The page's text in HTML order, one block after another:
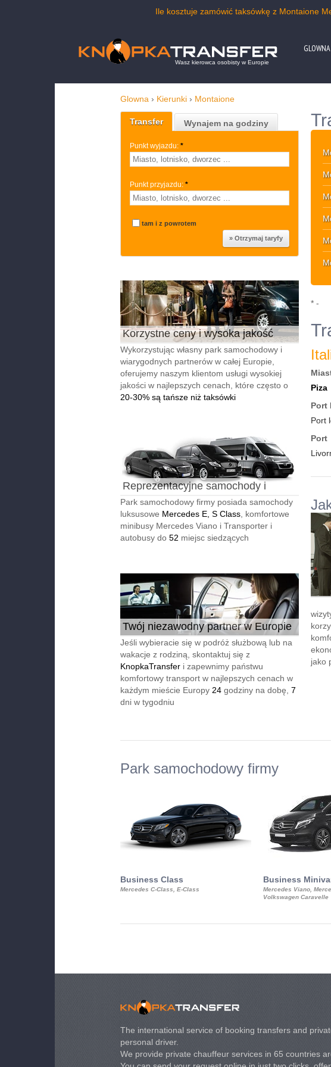
Ile kosztuje zamówić taksówkę z Montaione
Wasz kierowca osobisty w Europie
GLOWNA
Glowna › Kierunki › Montaione
Transfer Wynajem na godziny
Punkt wyjazdu: *
Punkt przyjazdu: *
tam i z powrotem
Korzystne ceny i wysoka jakość
Wykorzystując własny park samochodowy i
wiarygodnych partnerów w całej Europie,
oferujemy naszym klientom usługi wysokiej
jakości w najlepszych cenach, które często o
20-30% są tańsze niż taksówki
Reprezentacyjne samochody i
autobusy
Park samochodowy firmy posiada samochody
luksusowe Mercedes E, S Class , komfortowe
minibusy Mercedes Viano i Transporter i
autobusy do 52 miejsc siedzących
Twój niezawodny partner w Europie
24/7
Jeśli wybieracie się w podróż służbową lub na
wakacje z rodziną, skontaktuj się z
KnopkaTransfer i zapewnimy państwu
komfortowy transport w najlepszych cenach w
każdym mieście Europy 24 godziny na dobę, 7
dni w tygodniu
* -
Piza
Port
Port
Port
jako
Park samochodowy firmy
Business Class
Mercedes C-Class, E-Class
Business
Mercedes Viano,
Volkswagen Caravelle
The international service of booking transfers and
personal driver.
We provide private chauffeur services in 65 countries